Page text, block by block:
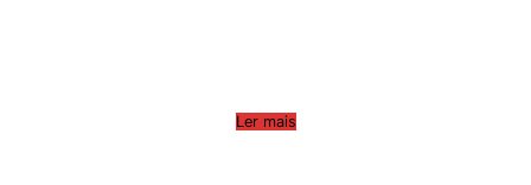
Ler mais